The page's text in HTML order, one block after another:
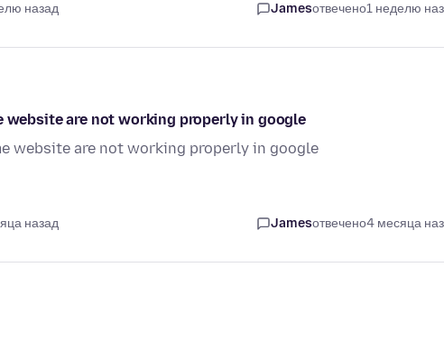
назад Jamesотвечено1 неделю
website are not working properly in google
website are not working properly in google
назад Jamesотвечено4 месяца